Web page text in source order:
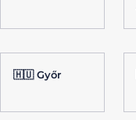
🇭🇺 Győr